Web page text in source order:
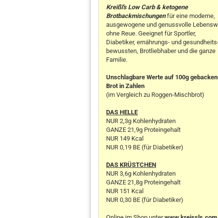
Kreißl's Low Carb & ketogene
Brotbackmischungenfür eine moderne,
ausgewogene und genussvolle
ohne Reue. Geeignet für Sportler,
Diabetiker, ernährungs- und
bewussten, Brotliebhaber und die ganze
Familie.
Unschlagbare Werte auf 100g
Brot in Zahlen
(im Vergleich zu Roggen-Mischbrot)
DAS HELLE
NUR 2,3g Kohlenhydraten
GANZE 21,9g Proteingehalt
NUR 149 Kcal
NUR 0,19 BE (für Diabetiker)
DAS KRÜSTCHEN
NUR 3,6g Kohlenhydraten
GANZE 21,8g Proteingehalt
NUR 151 Kcal
NUR 0,30 BE (für Diabetiker)